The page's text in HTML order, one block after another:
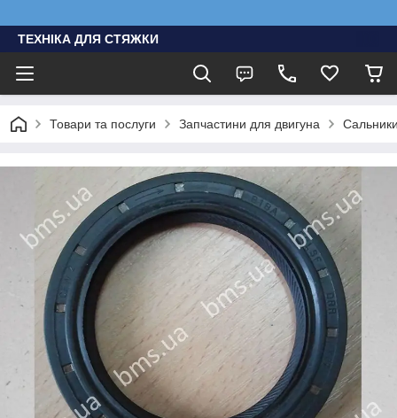
ТЕХНІКА ДЛЯ СТЯЖКИ
Товари та послуги Запчастини для двигуна